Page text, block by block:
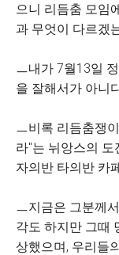
으니 리듬춤 모임
과 무엇이 다르겠
ㅡ내가 7월13일
을 잘해서가 아니
ㅡ비록 리듬춤쟁
라"는 뉘앙스의
자의반 타의반 카
ㅡ지금은 그분께
각도 하지만 그때
상했으며, 우리들